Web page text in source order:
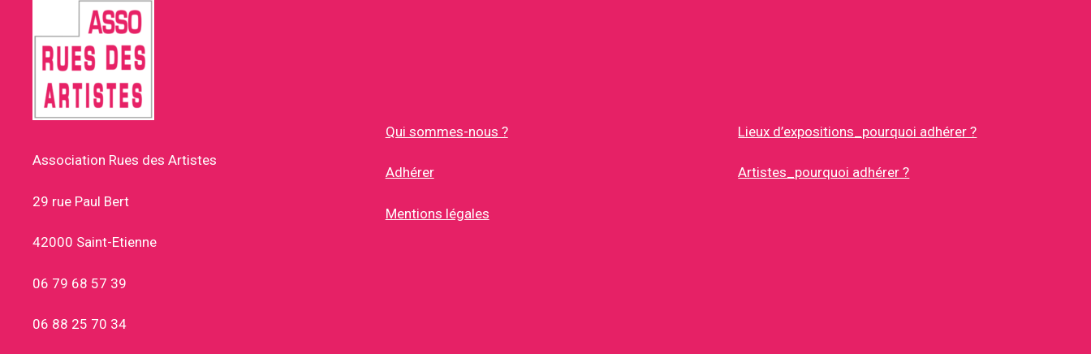
Association Rues des Artistes
29 rue Paul Bert
42000 Saint-Etienne
06 79 68 57 39
06 88 25 70 34
Qui sommes-nous ?
Adhérer
Mentions légales
Lieux d’expositions_pourquoi adhérer ?
Artistes_pourquoi adhérer ?